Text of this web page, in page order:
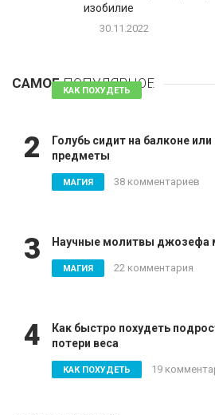
изобилие
30.11.2022
САМОЕПОПУЛЯРНОЕ
КАК ПОХУДЕТЬ 81
2
Голубь сидит на балконе
предметы
МАГИЯ 38 комментариев
3 Научные молитвы джозефа
МАГИЯ 22 комментария
4
Как быстро похудеть
потери веса
КАК ПОХУДЕТЬ 19